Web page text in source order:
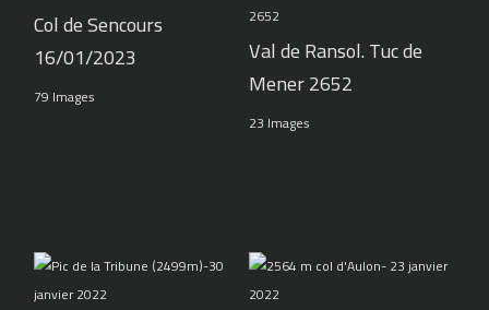
Col de Sencours
16/01/2023
79 Images
Val de Ransol. Tuc de
Mener 2652
23 Images